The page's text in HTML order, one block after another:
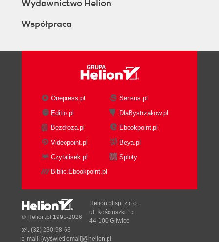
Wydawnictwo Helion
Współpraca
Onepress.pl
Sensus.pl
Editio.pl
DlaBystrzakow.pl
Bezdroza.pl
Ebookpoint.pl
Videopoint.pl
Beya.pl
Czytalisek.pl
Sploty
Biblio.Ebookpoint.pl
© Helion.pl 1991-2026
Helion.pl sp. z o.o.
ul. Kościuszki 1c
44-100 Gliwice
tel. (32) 230-98-63
e-mail: [wyświetl email]@helion.pl